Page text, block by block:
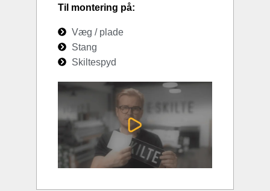
Til montering på:
Væg / plade
Stang
Skiltespyd